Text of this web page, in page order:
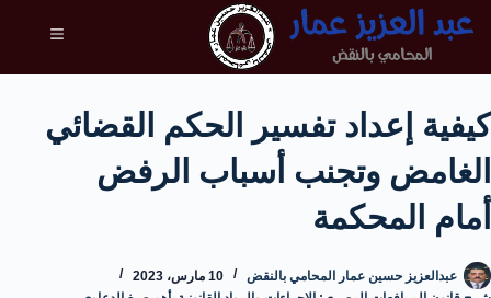
كيفية إعداد تفسير الحكم القضائي
الغامض وتجنب أسباب الرفض
أمام المحكمة
عبدالعزيز حسين عمار المحامي بالنقض
10 مارس، 2023